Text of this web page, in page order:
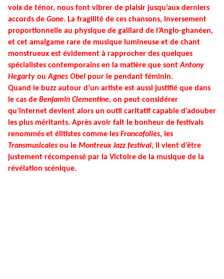
voix de ténor, nous font vibrer de plaisir jusqu’aux derniers
accords de Gone. La fragilité de ces chansons, inversement
proportionnelle au physique de gaillard de l’Anglo-ghanéen,
et cet amalgame rare de musique lumineuse et de chant
monstrueux est évidement à rapprocher des quelques
spécialistes contemporains en la matière que sontAntony
Hegarty ouAgnes Obel pour le pendant féminin.
Quand le buzz autour d’un artiste est aussi justifié que dans
le cas de Benjamin Clementine, on peut considérer
qu’internet devient alors un outil caritatif capable d’adouber
les plus méritants. Après avoir fait le bonheur de festivals
renommés et élitistes comme les Francofolies, les
Transmusicalesou le Montreux Jazz festival, il vient d’être
justement récompensé par la Victoire de la musique de la
révélation scénique.